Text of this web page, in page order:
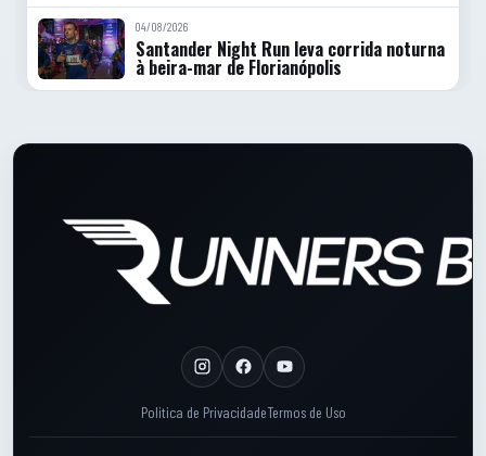
04/08/2026
Santander Night Run leva corrida noturna
à beira-mar de Florianópolis
Rodape do site
Rodape: Links legais
Politica de PrivacidadeTermos de Uso